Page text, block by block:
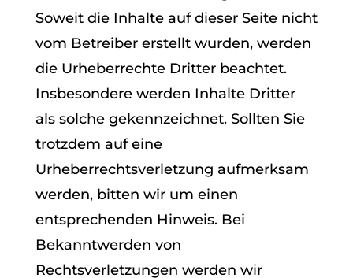
Soweit die Inhalte auf dieser Seite nicht
vom Betreiber erstellt wurden, werden
die Urheberrechte Dritter beachtet.
Insbesondere werden Inhalte Dritter
als solche gekennzeichnet. Sollten Sie
trotzdem auf eine
Urheberrechtsverletzung aufmerksam
werden, bitten wir um einen
entsprechenden Hinweis. Bei
Bekanntwerden von
Rechtsverletzungen werden wir